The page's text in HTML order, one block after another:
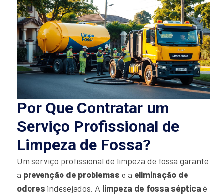
Por Que Contratar um
Serviço Profissional de
Limpeza de Fossa?
Um serviço profissional de limpeza de fossa garante
a prevenção de problemas e a eliminação de
odores indesejados. A limpeza de fossa séptica é